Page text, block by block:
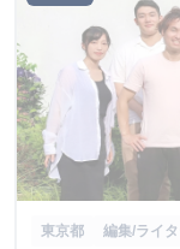
東京都 編集/ライ